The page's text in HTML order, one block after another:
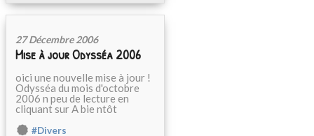
27 Décembre 2006
Mise à jour Odysséa 2006
oici une nouvelle mise à jour !
Odysséa du mois d'octobre
2006 n peu de lecture en
cliquant sur A bie ntôt
#Divers